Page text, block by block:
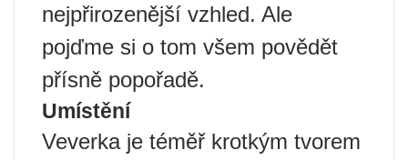
nejpřirozenější vzhled. Ale
pojďme si o tom všem povědět
přísně popořadě.
Umístění
Veverka je téměř krotkým tvorem